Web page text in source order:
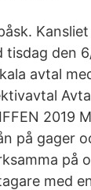
tisdag den
avtal
på gager
på
med